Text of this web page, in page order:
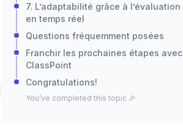
7. L’adaptabilité grâce à l’évaluation
en temps réel
Questions fréquemment posées
Franchir les prochaines étapes avec
ClassPoint
Congratulations!
You’ve completed this topic 🎉